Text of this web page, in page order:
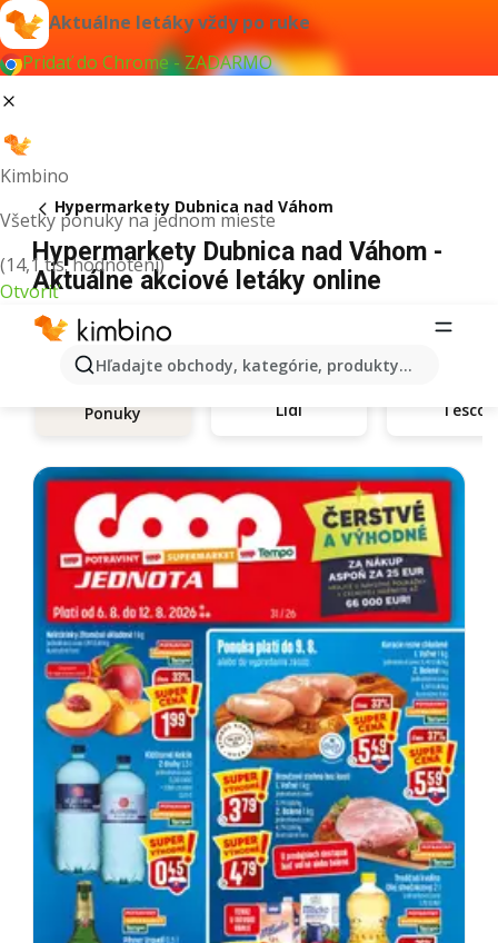
Aktuálne letáky vždy po ruke
Pridať do Chrome - ZADARMO
Kimbino
Všetky ponuky na jednom mieste
(14,1 tis. hodnotení)
Otvoriť
Hľadajte obchody, kategórie, produkty...
Hypermarkety Dubnica nad Váhom
Hypermarkety Dubnica nad Váhom -
Aktuálne akciové letáky online
Ponuky Lidl Tesco